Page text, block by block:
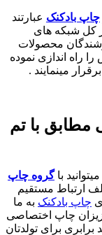
چاپ بادکنک عبارتند
کل شبکه های
محصولات
اندازی نموده
مینمایند .
با تم
باگروه چاپ
ارتباط مستقیم
چاپ بادکنک به ما
چاپ اختصاصی
برابری برای تولدتان